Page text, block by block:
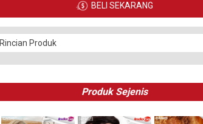
BELI SEKARANG
Rincian Produk
Produk Sejenis